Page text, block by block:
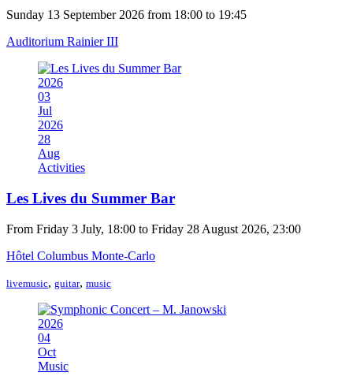
Sunday 13 September 2026 from 18:00 to 19:45
Auditorium Rainier III
2026
03
Jul
2026
28
Aug
Activities
Les Lives du Summer Bar
From Friday 3 July, 18:00 to Friday 28 August 2026, 23:00
Hôtel Columbus Monte-Carlo
livemusic, guitar, music
2026
04
Oct
Music